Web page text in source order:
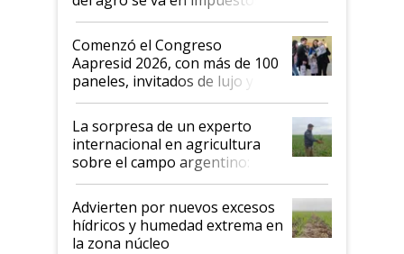
"No es bueno que en
Argentina se sigan discutiendo
las mismas cosas de hace 50
años"
Comenzó el Congreso
Aapresid 2026, con más de 100
paneles, invitados de lujo y
todas las tendencias
La sorpresa de un experto
internacional en agricultura
sobre el campo argentino:
"Estoy muy impresionado"
Advierten por nuevos excesos
hídricos y humedad extrema en
la zona núcleo